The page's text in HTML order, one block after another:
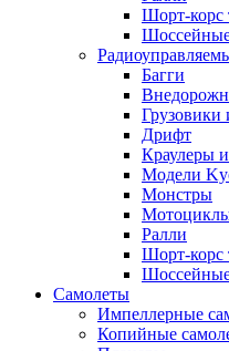
Шорт-корс
Багги
Дрифт
Краулеры
Модели
Монстры
Ралли
Шорт-корс
Самолеты
Импеллерные
Копийные